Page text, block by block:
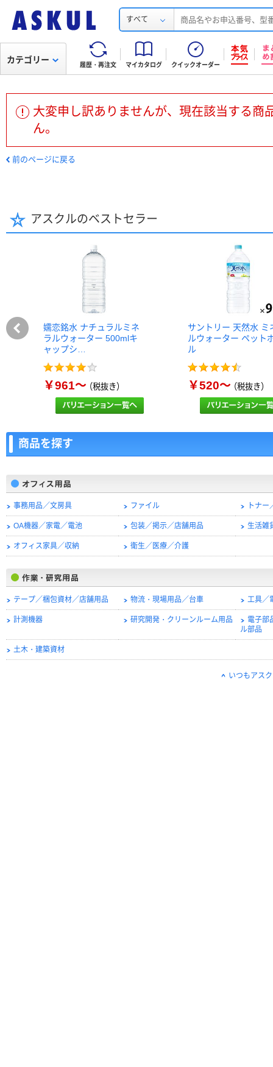
すべて
履歴・再注文 マイカタログ クイックオーダー
カテゴリー
大変申し訳ありませんが、現在該当する商
ん。
前のページに戻る
アスクルのベストセラー
嬬恋銘水 ナチュラルミネ
ラルウォーター 500mlキ
ャップシ…
￥961～（税抜き）
サントリー 天然水 ミ
ルウォーター ペット
ル
￥520～（税抜き）
商品を探す
事務用品／文房具 ファイル トナ
OA機器／家電／電池 包装／掲示／店舗用品 生活雑
オフィス家具／収納 衛生／医療／介護
テープ／梱包資材／店舗用品 物流・現場用品／台車 工具／
計測機器 研究開発・クリーンルーム用品
電子部
ル部品
土木・建築資材
いつもアス